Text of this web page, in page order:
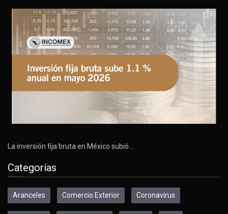
La inversión fija bruta en México subió…
Categorías
Aranceles Comercio Exterior Coronavirus